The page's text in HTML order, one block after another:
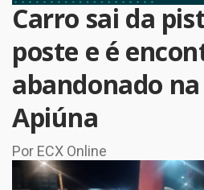
Carro sai da
poste e é
abandonado na
Apiúna
Por ECX Online